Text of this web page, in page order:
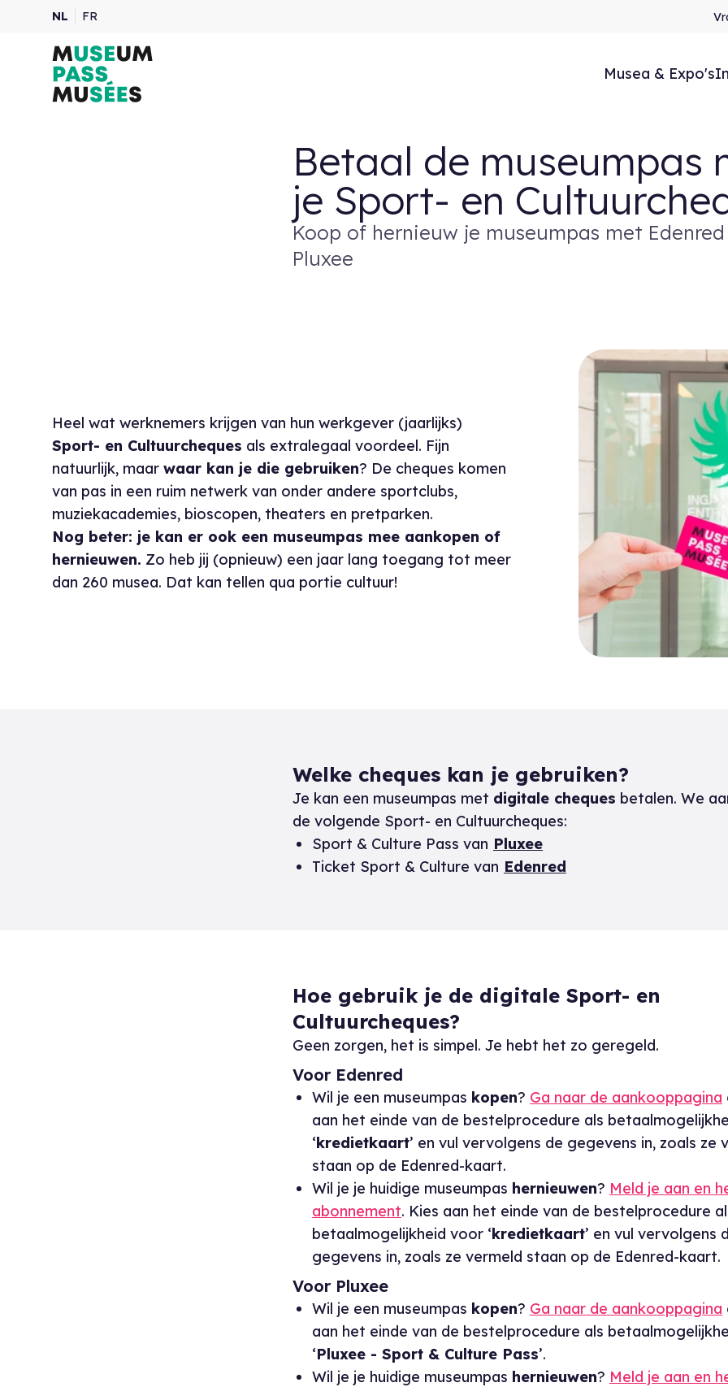
NL FR
Musea & Expo's
Betaal de museumpas
je Sport- en
Koop of hernieuw je museumpas met Edenred
Pluxee
Heel wat werknemers krijgen van hun werkgever (jaarlijks)
Sport- en Cultuurcheques als extralegaal voordeel. Fijn
natuurlijk, maar waar kan je die gebruiken? De cheques komen
van pas in een ruim netwerk van onder andere sportclubs,
muziekacademies, bioscopen, theaters en pretparken.
Nog beter: je kan er ook een museumpas mee aankopen of
hernieuwen. Zo heb jij (opnieuw) een jaar lang toegang tot meer
dan 260 musea. Dat kan tellen qua portie cultuur!
Welke cheques kan je gebruiken?
Je kan een museumpas met digitale cheques betalen. We
de volgende Sport- en Cultuurcheques:
Sport & Culture Pass van Pluxee
Ticket Sport & Culture van Edenred
Hoe gebruik je de digitale Sport- en
Cultuurcheques?
Geen zorgen, het is simpel. Je hebt het zo geregeld.
Voor Edenred
Wil je een museumpas kopen? Ga naar de aankooppagina
aan het einde van de bestelprocedure als
‘kredietkaart’ en vul vervolgens de gegevens in, zoals ze
staan op de Edenred-kaart.
Wil je je huidige museumpas hernieuwen? Meld je aan en
abonnement. Kies aan het einde van de bestelprocedure
betaalmogelijkheid voor ‘kredietkaart’ en vul vervolgens
gegevens in, zoals ze vermeld staan op de Edenred-kaart.
Voor Pluxee
Wil je een museumpas kopen? Ga naar de aankooppagina
aan het einde van de bestelprocedure als
‘Pluxee - Sport & Culture Pass’.
Wil je je huidige museumpas hernieuwen? Meld je aan en